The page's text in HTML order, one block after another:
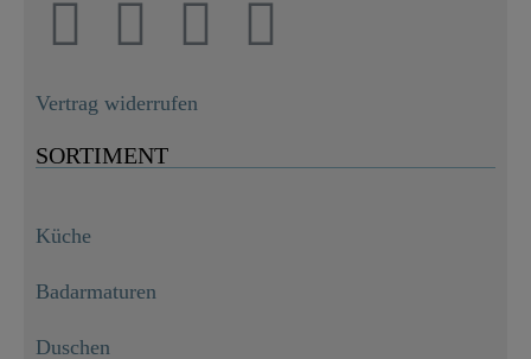
Vertrag widerrufen
SORTIMENT
Küche
Badarmaturen
Duschen